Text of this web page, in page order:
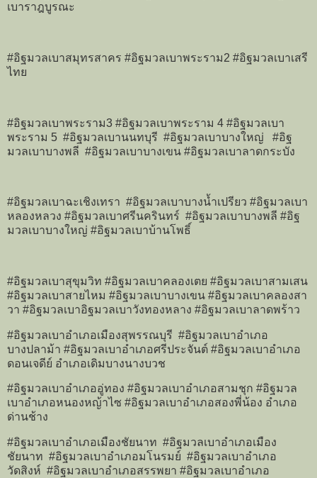
เบาราฎบูรณะ
#อิฐมวลเบาสมุทรสาคร #อิฐมวลเบาพระราม2 #อิฐมวลเบาเสรี
ไทย
#อิฐมวลเบาพระราม3 #อิฐมวลเบาพระราม 4 #อิฐมวลเบา
พระราม 5 #อิฐมวลเบานนทบุรี #อิฐมวลเบาบางใหญ่ #อิฐ
มวลเบาบางพลี #อิฐมวลเบาบางเขน #อิฐมวลเบาลาดกระบัง
#อิฐมวลเบาฉะเชิงเทรา #อิฐมวลเบาบางน้ำเปรียว #อิฐมวลเบา
หลองหลวง #อิฐมวลเบาศรีนครินทร์ #อิฐมวลเบาบางพลี #อิฐ
มวลเบาบางใหญ่ #อิฐมวลเบาบ้านโพธิ์
#อิฐมวลเบาสุขุมวิท #อิฐมวลเบาคลองเตย #อิฐมวลเบาสามเสน
#อิฐมวลเบาสายไหม #อิฐมวลเบาบางเขน #อิฐมวลเบาคลองสา
วา #อิฐมวลเบาอิฐมวลเบาวังทองหลาง #อิฐมวลเบาลาดพร้าว
#อิฐมวลเบาอำเภอเมืองสุพรรณบุรี #อิฐมวลเบาอำเภอ
บางปลาม้า #อิฐมวลเบาอำเภอศรีประจันต์ #อิฐมวลเบาอำเภอ
ดอนเจดีย์ อำเภอเดิมบางนางบวช
#อิฐมวลเบาอำเภออู่ทอง #อิฐมวลเบาอำเภอสามชุก #อิฐมวล
เบาอำเภอหนองหญ้าไซ #อิฐมวลเบาอำเภอสองพี่น้อง อำเภอ
ด่านช้าง
#อิฐมวลเบาอำเภอเมืองชัยนาท #อิฐมวลเบาอำเภอเมือง
ชัยนาท #อิฐมวลเบาอำเภอมโนรมย์ #อิฐมวลเบาอำเภอ
วัดสิงห์ #อิฐมวลเบาอำเภอสรรพยา #อิฐมวลเบาอำเภอ